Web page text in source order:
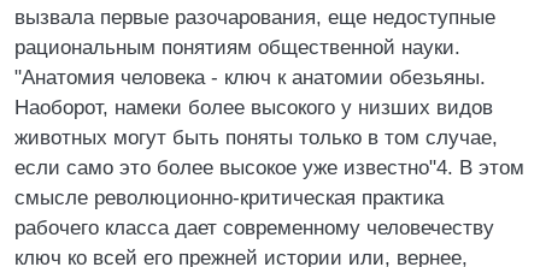
вызвала первые разочарования, еще недоступные
рациональным понятиям общественной науки.
"Анатомия человека - ключ к анатомии обезьяны.
Наоборот, намеки более высокого у низших видов
животных могут быть поняты только в том случае,
если само это более высокое уже известно"4. В этом
смысле революционно-критическая практика
рабочего класса дает современному человечеству
ключ ко всей его прежней истории или, вернее,